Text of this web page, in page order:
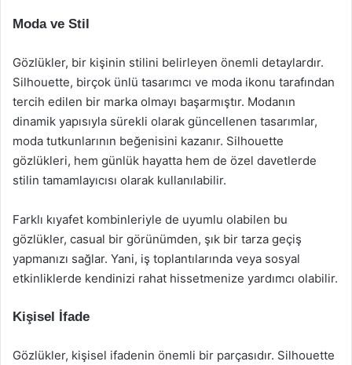
Moda ve Stil
Gözlükler, bir kişinin stilini belirleyen önemli detaylardır.
Silhouette, birçok ünlü tasarımcı ve moda ikonu tarafından
tercih edilen bir marka olmayı başarmıştır. Modanın
dinamik yapısıyla sürekli olarak güncellenen tasarımlar,
moda tutkunlarının beğenisini kazanır. Silhouette
gözlükleri, hem günlük hayatta hem de özel davetlerde
stilin tamamlayıcısı olarak kullanılabilir.
Farklı kıyafet kombinleriyle de uyumlu olabilen bu
gözlükler, casual bir görünümden, şık bir tarza geçiş
yapmanızı sağlar. Yani, iş toplantılarında veya sosyal
etkinliklerde kendinizi rahat hissetmenize yardımcı olabilir.
Kişisel İfade
Gözlükler, kişisel ifadenin önemli bir parçasıdır. Silhouette